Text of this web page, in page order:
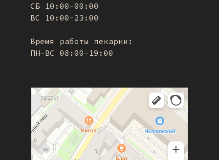
СБ 10:00-00:00
ВС 10:00-23:00
Время работы пекарни:
ПН-ВС 08:00-19:00